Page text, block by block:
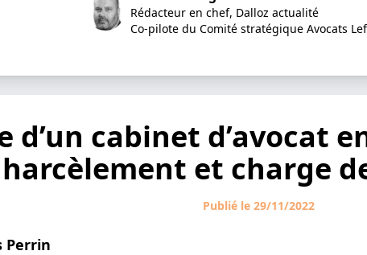
Rédacteur en chef, Dalloz actualité
Co-pilote du Comité stratégique Avocats
d’un cabinet d’avocat
harcèlement et charge
Publié le 29/11/2022
Perrin